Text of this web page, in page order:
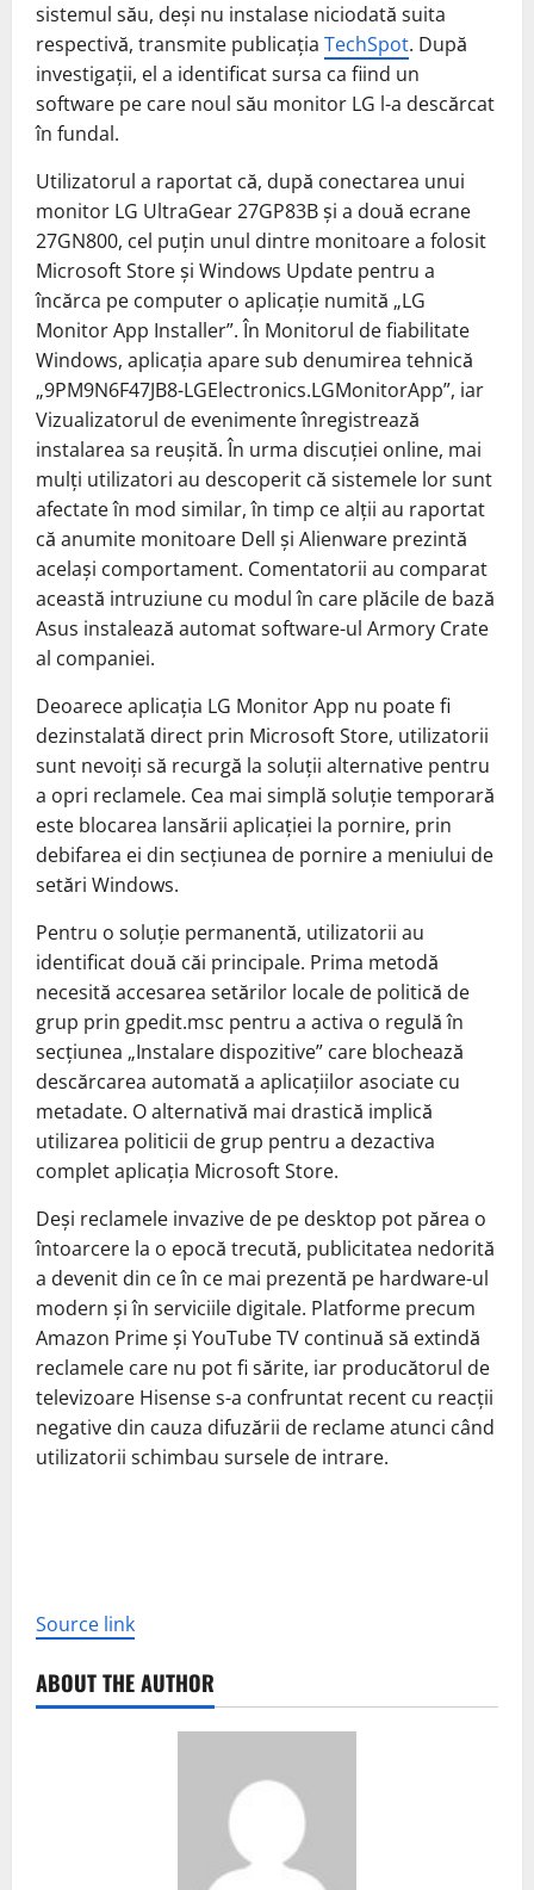
sistemul său, deși nu instalase niciodată suita
respectivă, transmite publicația TechSpot. După
investigații, el a identificat sursa ca fiind un
software pe care noul său monitor LG l-a descărcat
în fundal.
Utilizatorul a raportat că, după conectarea unui
monitor LG UltraGear 27GP83B și a două ecrane
27GN800, cel puțin unul dintre monitoare a folosit
Microsoft Store și Windows Update pentru a
încărca pe computer o aplicație numită „LG
Monitor App Installer”. În Monitorul de fiabilitate
Windows, aplicația apare sub denumirea tehnică
„9PM9N6F47JB8-LGElectronics.LGMonitorApp”, iar
Vizualizatorul de evenimente înregistrează
instalarea sa reușită. În urma discuției online, mai
mulți utilizatori au descoperit că sistemele lor sunt
afectate în mod similar, în timp ce alții au raportat
că anumite monitoare Dell și Alienware prezintă
același comportament. Comentatorii au comparat
această intruziune cu modul în care plăcile de bază
Asus instalează automat software-ul Armory Crate
al companiei.
Deoarece aplicația LG Monitor App nu poate fi
dezinstalată direct prin Microsoft Store, utilizatorii
sunt nevoiți să recurgă la soluții alternative pentru
a opri reclamele. Cea mai simplă soluție temporară
este blocarea lansării aplicației la pornire, prin
debifarea ei din secțiunea de pornire a meniului de
setări Windows.
Pentru o soluție permanentă, utilizatorii au
identificat două căi principale. Prima metodă
necesită accesarea setărilor locale de politică de
grup prin gpedit.msc pentru a activa o regulă în
secțiunea „Instalare dispozitive” care blochează
descărcarea automată a aplicațiilor asociate cu
metadate. O alternativă mai drastică implică
utilizarea politicii de grup pentru a dezactiva
complet aplicația Microsoft Store.
Deși reclamele invazive de pe desktop pot părea o
întoarcere la o epocă trecută, publicitatea nedorită
a devenit din ce în ce mai prezentă pe hardware-ul
modern și în serviciile digitale. Platforme precum
Amazon Prime și YouTube TV continuă să extindă
reclamele care nu pot fi sărite, iar producătorul de
televizoare Hisense s-a confruntat recent cu reacții
negative din cauza difuzării de reclame atunci când
utilizatorii schimbau sursele de intrare.
Source link
ABOUT THE AUTHOR